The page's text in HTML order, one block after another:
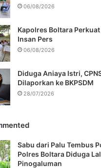
06/08/2026
Kapolres Boltara
Insan Pers
06/08/2026
Diduga Aniaya Istri,
Dilaporkan ke BKPSDM
28/07/2026
Sabu dari Palu Tembus
Polres Boltara Diduga
Pinogaluman